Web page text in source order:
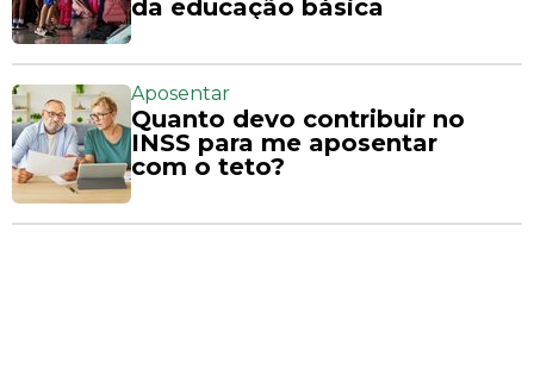
da educação básica
Aposentar
Quanto devo contribuir no
INSS para me aposentar
com o teto?